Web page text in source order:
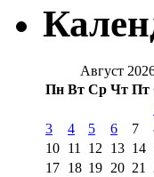
Август
Пн Вт Ср Чт Пт
3
4 5 6 7
10 11 12 13 14
17 18 19 20 21